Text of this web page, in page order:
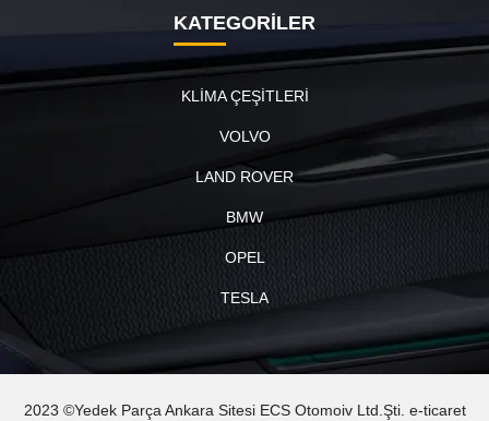
KATEGORİLER
KLİMA ÇEŞİTLERİ
VOLVO
LAND ROVER
BMW
OPEL
TESLA
2023 ©Yedek Parça Ankara Sitesi ECS Otomoiv Ltd.Şti. e-ticaret